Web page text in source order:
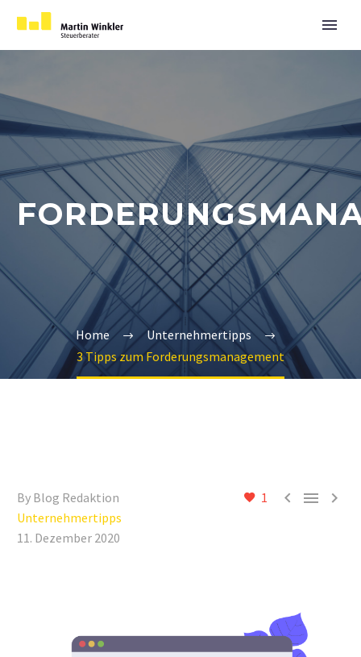
Home
Unternehmertipps
3 Tipps zum Forderungsmanagement
1   
By Blog Redaktion
Unternehmertipps
11. Dezember 2020